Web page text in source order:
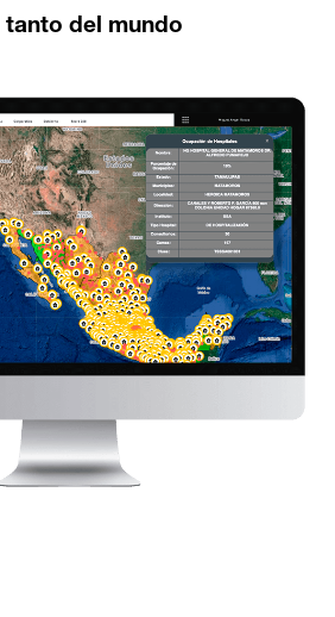
tanto del mundo